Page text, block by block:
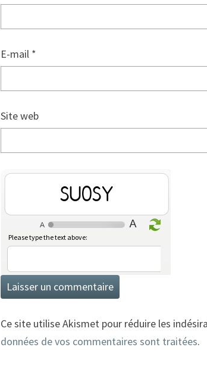
E-mail *
Site web
qXvqM
Please type the text above:
Ce site utilise Akismet pour réduire les
données de vos commentaires sont traitées.